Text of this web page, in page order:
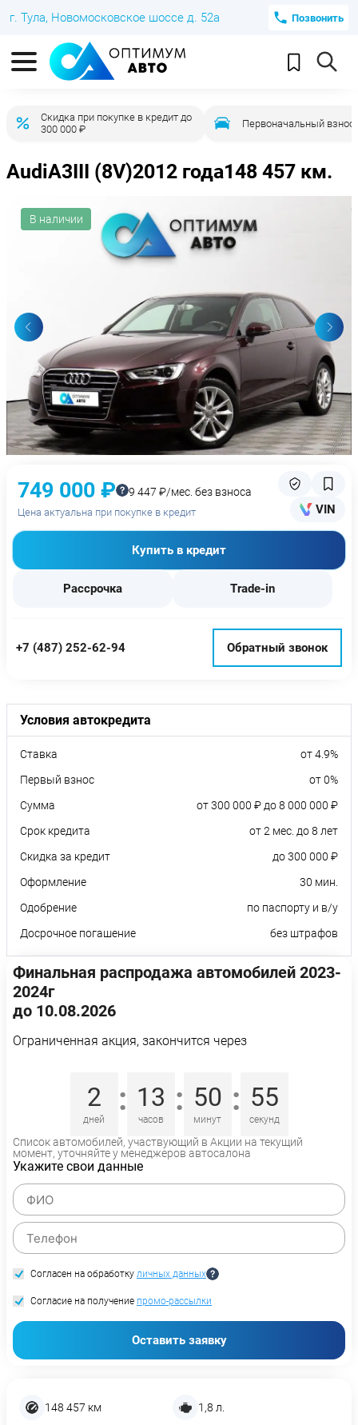
г. Тула, Новомосковское шоссе д. 52а Позвонить
Скидка при покупке в кредит до
300 000 ₽
Первоначальный взнос
AudiA3III (8V)2012 года148 457 км.
В наличии
148 457 км 1,8 л.
749 000 ₽ 9 447 ₽/мес. без взноса
Цена актуальна при покупке в кредит VIN
Купить в кредит
Рассрочка Trade-in
+7 (487) 252-62-94 Обратный звонок
Условия автокредита
Ставка
от 4.9%
Первый взнос
от 0%
Сумма
от 300 000 ₽ до 8 000 000 ₽
Срок кредита
от 2 мес. до 8 лет
Скидка за кредит
до 300 000 ₽
Оформление
30 мин.
Одобрение
по паспорту и в/у
Досрочное погашение
без штрафов
Финальная распродажа автомобилей 2023-
2024г
до 10.08.2026
Ограниченная акция, закончится через
2
дней
: 13
часов
: 50
минут
: 54
секунд
Список автомобилей, участвующий в Акции на текущий
момент, уточняйте у менеджеров автосалона
Укажите свои данные
Согласен на обработку личных данных
Согласие на получение промо-рассылки
Оставить заявку